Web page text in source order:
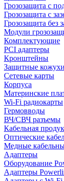
Грозозащита с
Грозозащита с
Грозозащита без
Модули
Комплектующие
PCI адаптеры
Кронштейны
Защитные кожухи
Сетевые карты
Корпуса
Материнские
Wi-Fi радиокарты
Гермовводы
ВЧ/СВЧ разъемы
Кабельная
Оптические
Медные
Адаптеры
Оборудование
Адаптеры